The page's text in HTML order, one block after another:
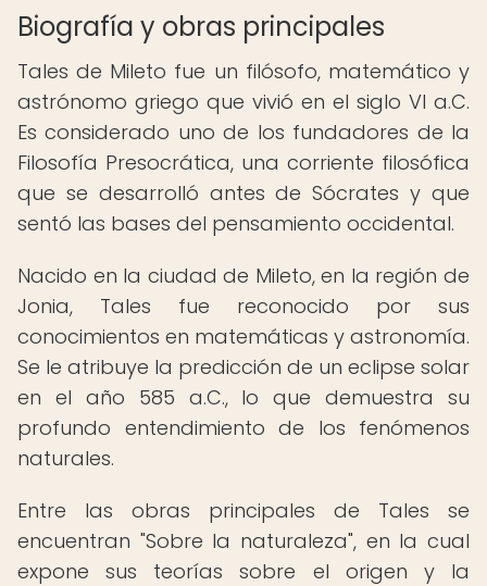
Biografía y obras principales
Tales de Mileto fue un filósofo, matemático y
astrónomo griego que vivió en el siglo VI a.C.
Es considerado uno de los fundadores de la
Filosofía Presocrática, una corriente filosófica
que se desarrolló antes de Sócrates y que
sentó las bases del pensamiento occidental.
Nacido en la ciudad de Mileto, en la región de
Jonia, Tales fue reconocido por sus
conocimientos en matemáticas y astronomía.
Se le atribuye la predicción de un eclipse solar
en el año 585 a.C., lo que demuestra su
profundo entendimiento de los fenómenos
naturales.
Entre las obras principales de Tales se
encuentran "Sobre la naturaleza", en la cual
expone sus teorías sobre el origen y la